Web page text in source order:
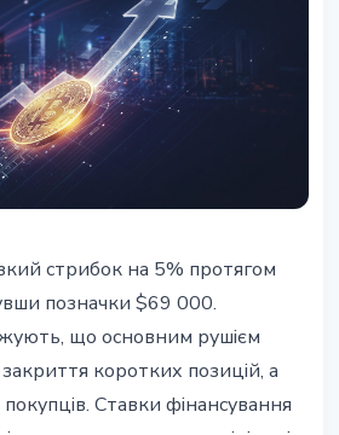
до $69 тис.
хв читання
стрибок на 5% протягом
позначки $69 000.
що основним рушієм
коротких позицій, а
Ставки фінансування